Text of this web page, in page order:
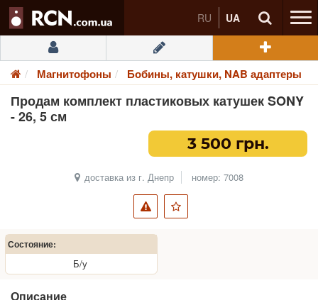
RU UA
Магнитофоны Бобины, катушки, NAB адаптеры
Продам комплект пластиковых катушек SONY
- 26, 5 см
3 500 грн.
доставка из г. Днепр номер: 7008
Состояние:
Б/у
Описание